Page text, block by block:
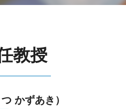
教授
かずあき）